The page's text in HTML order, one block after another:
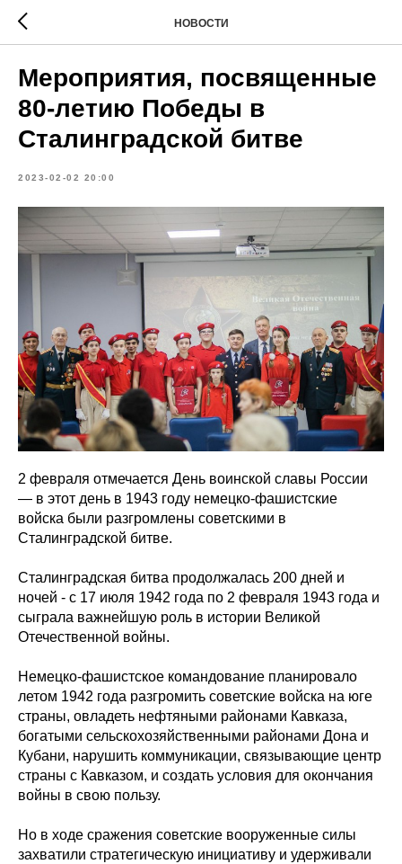
НОВОСТИ
Мероприятия, посвященные
80-летию Победы в
Сталинградской битве
2023-02-02 20:00
2 февраля отмечается День воинской славы России
— в этот день в 1943 году немецко-фашистские
войска были разгромлены советскими в
Сталинградской битве.
Сталинградская битва продолжалась 200 дней и
ночей - с 17 июля 1942 года по 2 февраля 1943 года и
сыграла важнейшую роль в истории Великой
Отечественной войны.
Немецко-фашистское командование планировало
летом 1942 года разгромить советские войска на юге
страны, овладеть нефтяными районами Кавказа,
богатыми сельскохозяйственными районами Дона и
Кубани, нарушить коммуникации, связывающие центр
страны с Кавказом, и создать условия для окончания
войны в свою пользу.
Но в ходе сражения советские вооруженные силы
захватили стратегическую инициативу и удерживали